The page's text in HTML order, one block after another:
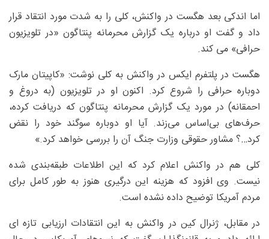
اما اندکی بعد هگست در واکنش، کلی را به شدت مورد انتقاد قرار
داد و گفت او درباره یک گزارش محرمانه پنتاگون «در تلویزیون
حرافی» می کند.
هگست در پلتفرم ایکس در واکنش به کلی نوشت: «کاپیتان مارک
دوباره حرافی را شروع کرد. اکنون او در تلویزیون (به دروغ و
احمقانه) در مورد یک گزارش محرمانه پنتاگون که دریافت کرده،
حرف‌های بی‌اساس می‌زند. آیا او دوباره سوگند خود را نقض
کرد…؟ مشاور حقوقی وزارت جنگ آن را بررسی خواهد کرد.»
کلی هم در واکنش اعلام کرد که این اطلاعات طبقه‌بندی شده
نیست. وی افزود که هزینه این درگیری هنوز به طور کامل برای
مردم آمریکا توضیح داده نشده است.
در مقابل، ژنرال کین در واکنش به این انتقادات ارزیابی تازه ای